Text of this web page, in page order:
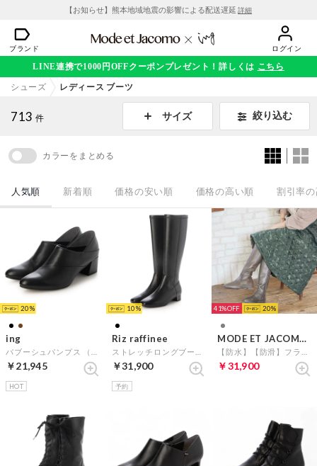
【お知らせ】熊本地域地震の影響による配送遅延 詳細
ブランド ログイン
LINE連携で1000円OFFクーポンプレゼント！詳しくは こちら
シューズ レディース ブーツ
713 件 サイズ 絞り込む
カラーをまとめる
人気順 新着順 価格の安い順 価格の高い順 割引率
20
ing
￥21,945
HOT
10
Riz raffinee
￥31,900
予約
41% 20
MODE ET JACOMO D'ICI
￥31,900